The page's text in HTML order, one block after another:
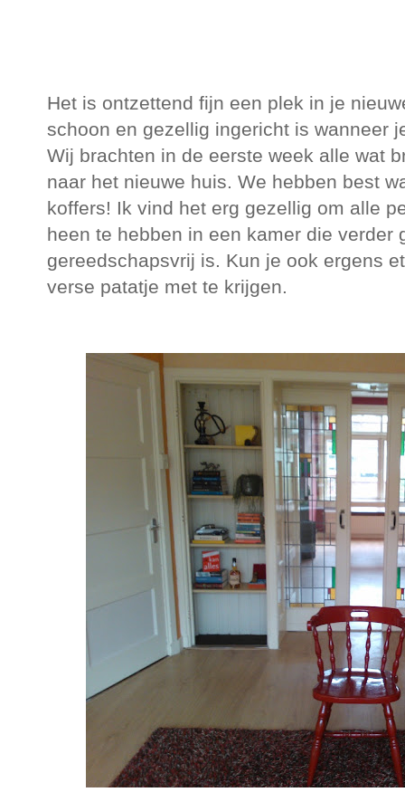
Het is ontzettend fijn een plek in je
schoon en gezellig ingericht is wanneer
Wij brachten in de eerste week alle wat
naar het nieuwe huis. We hebben best
koffers! Ik vind het erg gezellig om alle
heen te hebben in een kamer die verder
gereedschapsvrij is. Kun je ook ergens
verse patatje met te krijgen.